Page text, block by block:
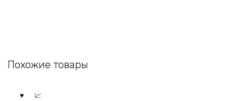
Похожие товары